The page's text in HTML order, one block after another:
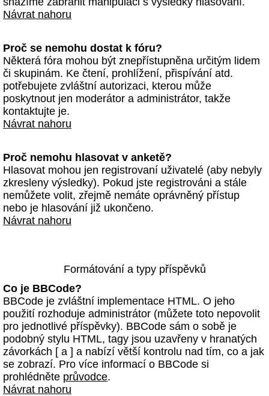
Návrat nahoru
Proč se nemohu dostat k fóru?
Některá fóra mohou být znepřístupněna určitým lidem
či skupinám. Ke čtení, prohlížení, přispívání atd.
potřebujete zvláštní autorizaci, kterou může
poskytnout jen moderátor a administrátor, takže
kontaktujte je.
Návrat nahoru
Proč nemohu hlasovat v anketě?
Hlasovat mohou jen registrovaní uživatelé (aby nebyly
zkresleny výsledky). Pokud jste registrováni a stále
nemůžete volit, zřejmě nemáte oprávněný přístup
nebo je hlasování již ukončeno.
Návrat nahoru
Formátování a typy příspěvků
Co je BBCode?
BBCode je zvláštní implementace HTML. O jeho
použití rozhoduje administrátor (můžete toto nepovolit
pro jednotlivé příspěvky). BBCode sám o sobě je
podobný stylu HTML, tagy jsou uzavřeny v hranatých
závorkách [ a ] a nabízí větší kontrolu nad tím, co a jak
se zobrazí. Pro více informací o BBCode si
prohlédněte průvodce.
Návrat nahoru